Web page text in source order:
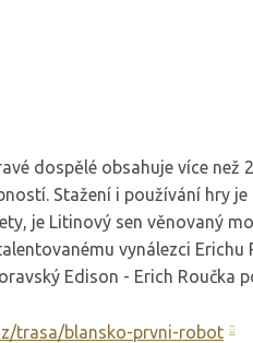
dospělé obsahuje více než
Stažení i používání hry
je Litinový sen věnovaný
vynálezci
Edison - Erich
trasa/blansko-prvni-robot